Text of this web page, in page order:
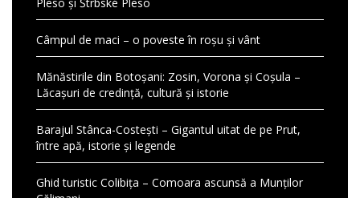
Câmpul de maci – o poveste în roșu și vânt
Mănăstirile din Botoșani: Zosin, Vorona și Coșula –
Lăcașuri de credință, cultură și istorie
Barajul Stânca-Costești – Gigantul uitat de pe Prut,
între apă, istorie și legende
Ghid turistic Colibița – Comoara ascunsă a Munților